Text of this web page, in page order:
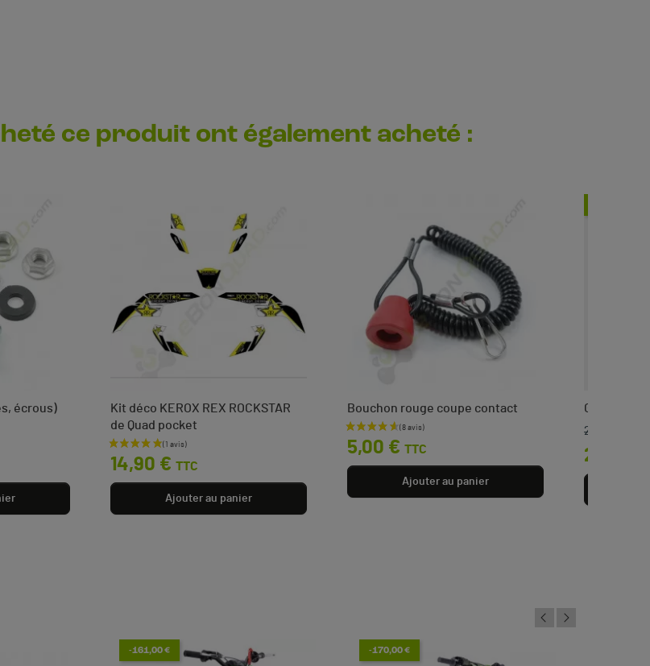
ce produit ont également acheté :
écrous)
Kit déco KEROX REX ROCKSTAR
de Quad pocket
Prix
14,90 € TTC
Ajouter au panier
Bouchon rouge coupe contact
Prix
5,00 € TTC
Ajouter au panier
Gants
Prix de
22,14 €
Prix
20,90 €
-161,00 € -170,00 €